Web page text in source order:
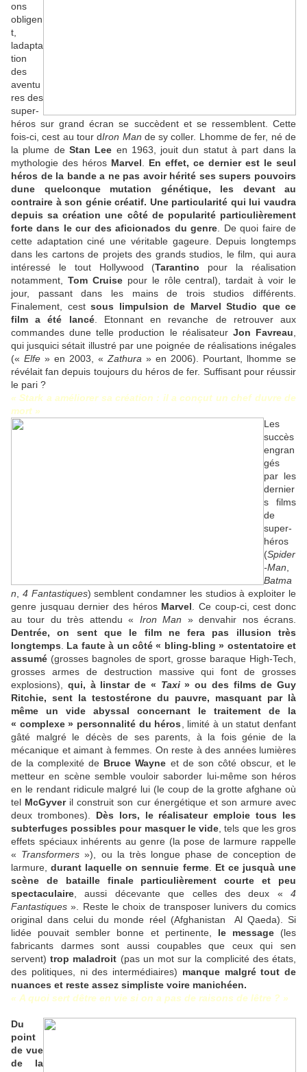
ons
obligen
t,
ladapta
tion
des
aventu
res des
super-
héros sur grand écran se succèdent et se ressemblent. Cette
fois-ci, cest au tour dIron Man de sy coller. Lhomme de fer, né de
la plume de Stan Lee en 1963, jouit dun statut à part dans la
mythologie des héros Marvel
En effet, ce dernier est le seul
héros de la bande a ne pas avoir hérité ses supers pouvoirs
dune quelconque mutation génétique, les devant au
contraire à son génie créatif. Une particularité qui lui vaudra
depuis sa création une côté de popularité particulièrement
forte dans le cur des aficionados du genre . De quoi faire de
cette adaptation ciné une véritable gageure. Depuis longtemps
dans les cartons de projets des grands studios, le film, qui aura
intéressé le tout Hollywood (Tarantino pour la réalisation
notamment, Tom Cruisepour le rôle central), tardait à voir le
jour, passant dans les mains de trois studios différents.
Finalement, cest sous limpulsion de Marvel Studio que ce
film a été lancé. Etonnant en revanche de retrouver aux
commandes dune telle production le réalisateur Jon Favreau
qui jusquici sétait illustré par une poignée de réalisations inégales
(« Elfe » en 2003, « Zathura » en 2006). Pourtant, lhomme se
révélait fan depuis toujours du héros de fer. Suffisant pour réussir
le pari ?
« Stark a améliorer sa création : il a conçut un chef duvre de
mort »
Les
succès
engran
gés
par les
dernier
s films
de
super-
héros
(Spider
-Man
Batma
n
4 Fantastiques) semblent condamner les studios à exploiter le
genre jusquau dernier des héros Marvel . Ce coup-ci, cest donc
au tour du très attendu « Iron Man » denvahir nos écrans.
Dentrée, on sent que le film ne fera pas illusion très
longtemps
La faute à un côté « bling-bling » ostentatoire et
assumé (grosses bagnoles de sport, grosse baraque High-Tech,
grosses armes de destruction massive qui font de grosses
explosions), qui, à linstar de « Taxi» ou des films de Guy
Ritchie, sent la testostérone du pauvre, masquant par là
même un vide abyssal concernant le traitement de la
« complexe » personnalité du héros , limité à un statut denfant
gâté malgré le décès de ses parents, à la fois génie de la
mécanique et aimant à femmes. On reste à des années lumières
de la complexité de Bruce Wayne et de son côté obscur, et le
metteur en scène semble vouloir saborder lui-même son héros
en le rendant ridicule malgré lui (le coup de la grotte afghane où
tel McGyveril construit son cur énergétique et son armure avec
deux trombones). Dès lors, le réalisateur emploie tous les
subterfuges possibles pour masquer le vide , tels que les gros
effets spéciaux inhérents au genre (la pose de larmure rappelle
« Transformers »), ou la très longue phase de conception de
larmure,durant laquelle on sennuie ferme. Et ce jusquà une
scène de bataille finale particulièrement courte et peu
spectaculaire , aussi décevante que celles des deux « 4
Fantastiques ». Reste le choix de transposer lunivers du comics
original dans celui du monde réel (Afghanistan  Al Qaeda). Si
lidée pouvait sembler bonne et pertinente, le message(les
fabricants darmes sont aussi coupables que ceux qui sen
servent)trop maladroit (pas un mot sur la complicité des états,
des politiques, ni des intermédiaires) manque malgré tout de
nuances et reste assez simpliste voire manichéen.
« A quoi sert dêtre en vie si on a pas de raisons de lêtre ? »
Du
point
de vue
de la